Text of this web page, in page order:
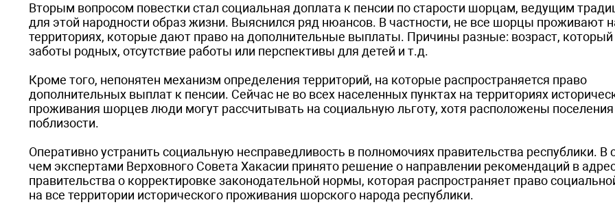
Вторым вопросом повестки стал социальная доплата к пенсии по старости шорцам, ведущим
для этой народности образ жизни. Выяснился ряд нюансов. В частности, не все шорцы проживают
территориях, которые дают право на дополнительные выплаты. Причины разные: возраст, который
заботы родных, отсутствие работы или перспективы для детей и т.д.
Кроме того, непонятен механизм определения территорий, на которые распространяется право
дополнительных выплат к пенсии. Сейчас не во всех населенных пунктах на территориях
проживания шорцев люди могут рассчитывать на социальную льготу, хотя расположены поселения
поблизости.
Оперативно устранить социальную несправедливость в полномочиях правительства республики. В
чем экспертами Верховного Совета Хакасии принято решение о направлении рекомендаций в
правительства о корректировке законодательной нормы, которая распространяет право
на все территории исторического проживания шорского народа республики.